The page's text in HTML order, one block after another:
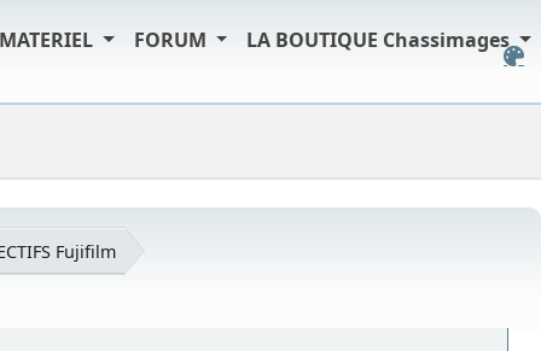
MATERIEL FORUM LA BOUTIQUE Chassimages
Fujifilm